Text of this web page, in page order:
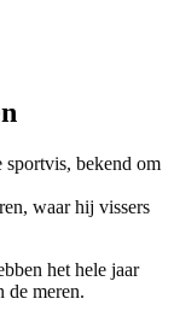
bekend om
waar hij vissers
het hele jaar
de meren.